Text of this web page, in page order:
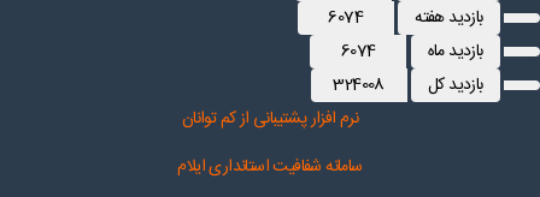
بازدید هفته
6074
بازدید ماه
6074
بازدید کل
324008
نرم افزار پشتیبانی از کم توانان
سامانه شفافیت استانداری ایلام